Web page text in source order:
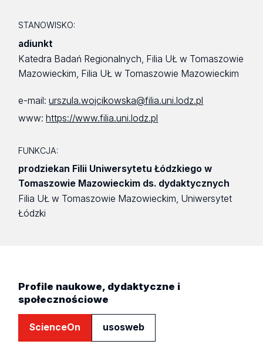
STANOWISKO:
adiunkt
Katedra Badań Regionalnych, Filia UŁ w Tomaszowie
Mazowieckim, Filia UŁ w Tomaszowie Mazowieckim
e-mail:urszula.wojcikowska@filia.uni.lodz.pl
www:https://www.filia.uni.lodz.pl
FUNKCJA:
prodziekan Filii Uniwersytetu Łódzkiego w
Tomaszowie Mazowieckim ds. dydaktycznych
Filia UŁ w Tomaszowie Mazowieckim, Uniwersytet
Łódzki
Profile naukowe, dydaktyczne i
społecznościowe
ScienceOn usosweb